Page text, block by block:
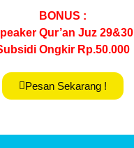
BONUS :
Qur’an Juz 29&30
Ongkir Rp.50.000
Pesan Sekarang !